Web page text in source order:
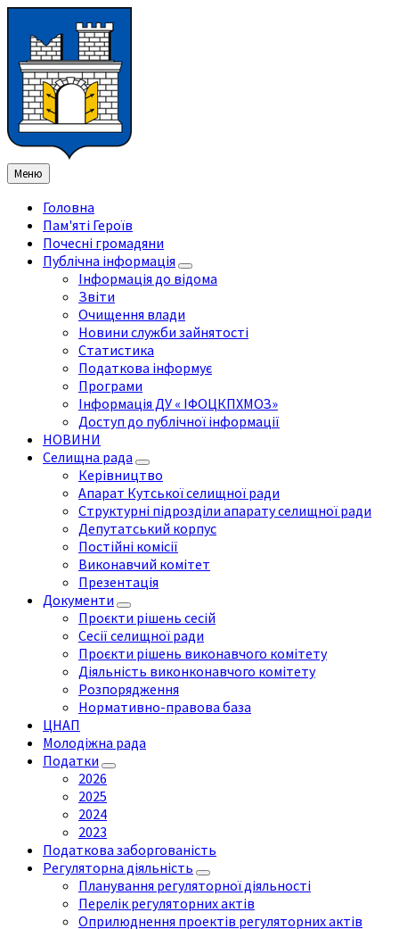
змісту
ліву
бічну
панель
праву
бічну
панель
нижнього
колонтитула
Меню
Головна
Пам'яті Героїв
Почесні громадяни
Публічна інформація
Інформація до відома
Звіти
Очищення влади
Новини служби зайнятості
Статистика
Податкова інформує
Програми
Інформація ДУ « ІФОЦКПХМОЗ»
Доступ до публічної інформації
НОВИНИ
Селищна рада
Керівництво
Апарат Кутської селищної ради
Структурні підрозділи апарату селищної ради
Депутатський корпус
Постійні комісії
Виконавчий комітет
Презентація
Документи
Проєкти рішень сесій
Сесії селищної ради
Проєкти рішень виконавчого комітету
Діяльність виконконавчого комітету
Розпорядження
Нормативно-правова база
ЦНАП
Молодіжна рада
Податки
2026
2025
2024
2023
Податкова заборгованість
Регуляторна діяльність
Планування регуляторної діяльності
Перелік регуляторних актів
Оприлюднення проектів регуляторних актів